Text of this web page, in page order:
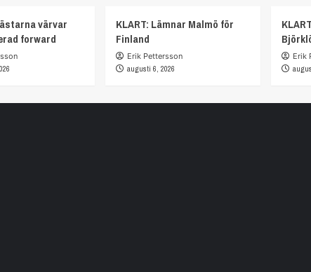
värvar
forward
KLART: Lämnar Malmö för
Finland
Erik Pettersson
augusti 6, 2026
Erik